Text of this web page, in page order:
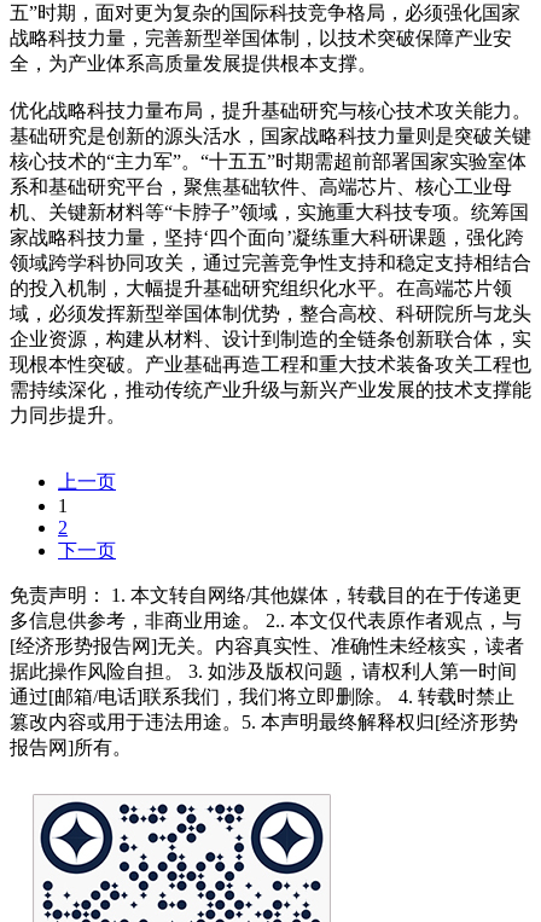
五”时期，面对更为复杂的国际科技竞争格局，必须强化国家
战略科技力量，完善新型举国体制，以技术突破保障产业安
全，为产业体系高质量发展提供根本支撑。
优化战略科技力量布局，提升基础研究与核心技术攻关能力。
基础研究是创新的源头活水，国家战略科技力量则是突破关键
核心技术的“主力军”。“十五五”时期需超前部署国家实验室体
系和基础研究平台，聚焦基础软件、高端芯片、核心工业母
机、关键新材料等“卡脖子”领域，实施重大科技专项。统筹国
家战略科技力量，坚持‘四个面向’凝练重大科研课题，强化跨
领域跨学科协同攻关，通过完善竞争性支持和稳定支持相结合
的投入机制，大幅提升基础研究组织化水平。在高端芯片领
域，必须发挥新型举国体制优势，整合高校、科研院所与龙头
企业资源，构建从材料、设计到制造的全链条创新联合体，实
现根本性突破。产业基础再造工程和重大技术装备攻关工程也
需持续深化，推动传统产业升级与新兴产业发展的技术支撑能
力同步提升。
上一页
1
2
下一页
免责声明： 1. 本文转自网络/其他媒体，转载目的在于传递更
多信息供参考，非商业用途。 2.. 本文仅代表原作者观点，与
[经济形势报告网]无关。内容真实性、准确性未经核实，读者
据此操作风险自担。 3. 如涉及版权问题，请权利人第一时间
通过[邮箱/电话]联系我们，我们将立即删除。 4. 转载时禁止
篡改内容或用于违法用途。5. 本声明最终解释权归[经济形势
报告网]所有。